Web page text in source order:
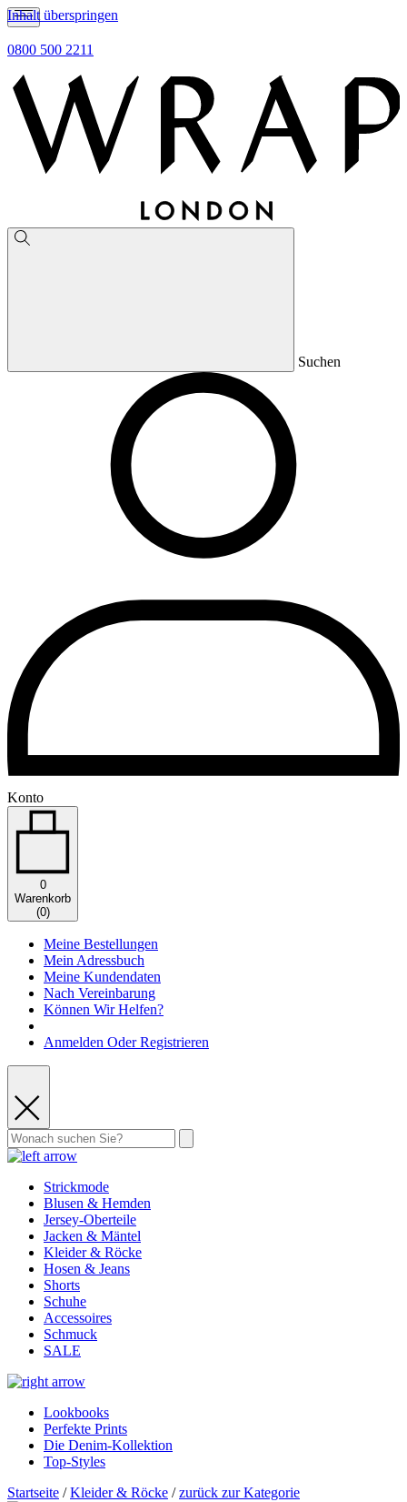
Inhalt überspringen
0800 500 2211
Suchen
Konto
0
Warenkorb
(0)
Meine Bestellungen
Mein Adressbuch
Meine Kundendaten
Nach Vereinbarung
Können Wir Helfen?
Anmelden Oder Registrieren
Strickmode
Blusen & Hemden
Jersey-Oberteile
Jacken & Mäntel
Kleider & Röcke
Hosen & Jeans
Shorts
Schuhe
Accessoires
Schmuck
SALE
Lookbooks
Perfekte Prints
Die Denim-Kollektion
Top-Styles
Startseite /Kleider & Röcke /zurück zur Kategorie